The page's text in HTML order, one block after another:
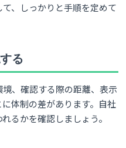
、しっかりと手順を定めて
る
、確認する際の距離、表示
体制の差があります。自社
るかを確認しましょう。